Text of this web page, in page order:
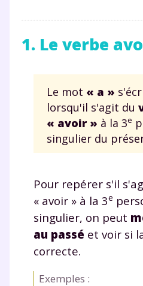
1. Le verbe
Le mot « a »
lorsqu'il s'agit du
« avoir » à la 3e
singulier du
Pour repérer s'il
« avoir » à la 3e
singulier, on peut
au passé et voir si
correcte.
Exemples :